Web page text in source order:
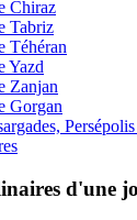
Chiraz
Tabriz
Téhéran
Yazd
Zanjan
Gorgan
d'une